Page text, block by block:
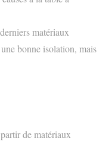
matériaux
bonne isolation, mais
de matériaux